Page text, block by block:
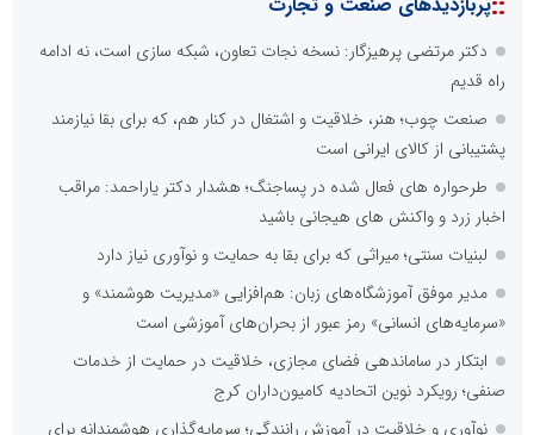
دکتر مرتضی پرهیزگار: نسخه نجات تعاون، شبکه سازی است، نه ادامه
راه قدیم
صنعت چوب؛ هنر، خلاقیت و اشتغال در کنار هم، که برای بقا نیازمند
پشتیبانی از کالای ایرانی است
طرحواره های فعال شده در پساجنگ؛ هشدار دکتر یاراحمد: مراقب
اخبار زرد و واکنش های هیجانی باشید
لبنیات سنتی؛ میراثی که برای بقا به حمایت و نوآوری نیاز دارد
مدیر موفق آموزشگاه‌های زبان: هم‌افزایی «مدیریت هوشمند» و
«سرمایه‌های انسانی» رمز عبور از بحران‌های آموزشی است
ابتکار در ساماندهی فضای مجازی، خلاقیت در حمایت از خدمات
صنفی؛ رویکرد نوین اتحادیه کامیون‌داران کرج
نوآوری و خلاقیت در آموزش رانندگی؛ سرمایه‌گذاری هوشمندانه برای